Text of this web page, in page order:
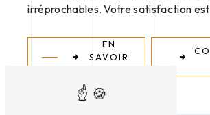
irréprochables. Votre satisfaction
EN
SAVOIR